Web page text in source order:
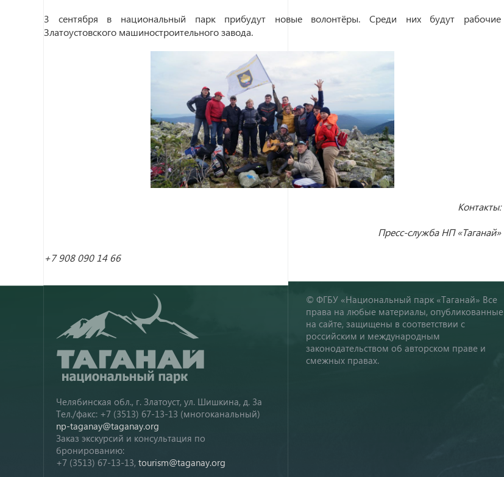
3 сентября в национальный парк прибудут новые волонтёры. Среди них будут рабочие
Златоустовского машиностроительного завода.
Контакты:
Пресс-служба НП «Таганай»
+7 908 090 14 66
Челябинская обл., г. Златоуст, ул. Шишкина, д. 3а
Тел./факс: +7 (3513) 67-13-13 (многоканальный)
np-taganay@taganay.org
Заказ экскурсий и консультация по
бронированию:
+7 (3513) 67-13-13, tourism@taganay.org
© ФГБУ «Национальный парк «Таганай» Все
права на любые материалы, опубликованные
на сайте, защищены в соответствии с
российским и международным
законодательством об авторском праве и
смежных правах.